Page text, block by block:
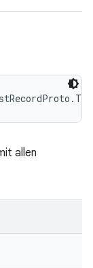
allen